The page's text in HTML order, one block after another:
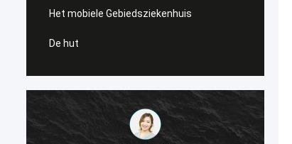
Het mobiele Gebiedsziekenhuis
De hut